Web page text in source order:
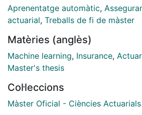
métodos tradicionales. Finalmente,
comparación entre ambos enfoques.
Aprenentatge automàtic,
actuarial, Treballs de fi de màster
Matèries (anglès)
Machine learning, Insurance,
Master's thesis
Col·leccions
Màster Oficial - Ciències